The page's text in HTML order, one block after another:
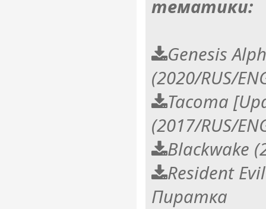
тематики:
Genesis
(2020/RUS/
Tacoma
(2017/RUS/
Blackwake
Resident
Пиратка